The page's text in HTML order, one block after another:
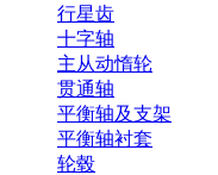
行星齿
十字轴
主从动惰轮
贯通轴
平衡轴及支架
平衡轴衬套
轮毂